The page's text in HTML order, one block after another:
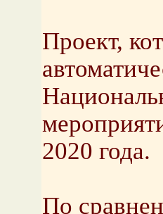
Проект,
2020 года.
По